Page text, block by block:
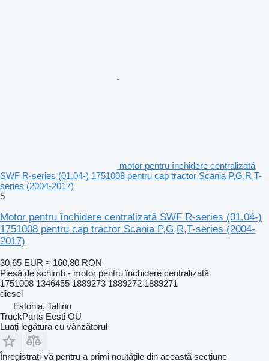
motor pentru închidere centralizată
SWF R-series (01.04-) 1751008 pentru cap tractor Scania P,G,R,T-
series (2004-2017)
5
Motor pentru închidere centralizată SWF R-series (01.04-)
1751008 pentru cap tractor Scania P,G,R,T-series (2004-
2017)
30,65 EUR ≈ 160,80 RON
Piesă de schimb - motor pentru închidere centralizată
1751008 1346455 1889273 1889272 1889271
diesel
Estonia, Tallinn
TruckParts Eesti OÜ
Luați legătura cu vânzătorul
Înregistrați-vă pentru a primi noutățile din această secțiune